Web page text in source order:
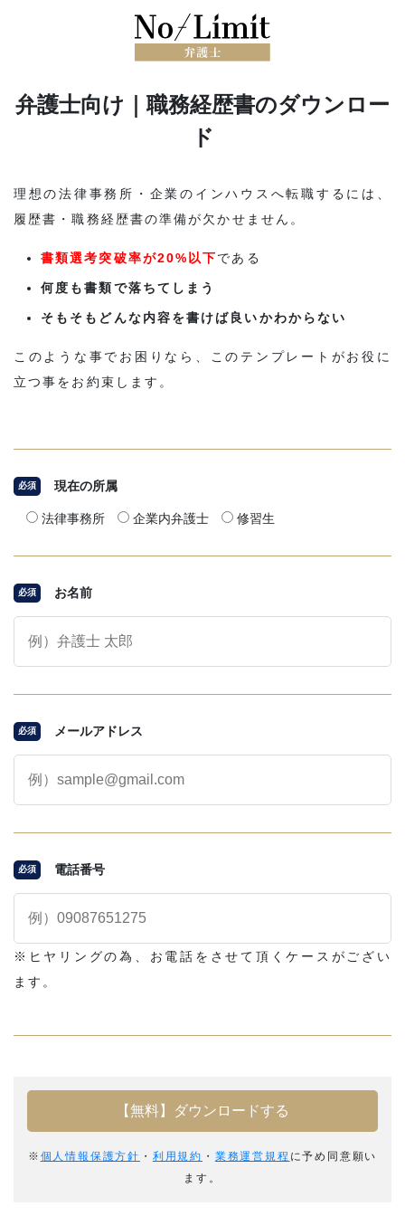
弁護士向け｜職務経歴書のダウンロー
ド
理想の法律事務所・企業のインハウスへ転職するには、
履歴書・職務経歴書の準備が欠かせません。
書類選考突破率が20%以下である
何度も書類で落ちてしまう
そもそもどんな内容を書けば良いかわからない
このような事でお困りなら、このテンプレートがお役に
立つ事をお約束します。
必須 現在の所属
法律事務所 企業内弁護士 修習生
必須 お名前
必須 メールアドレス
必須 電話番号
※ヒヤリングの為、お電話をさせて頂くケースがござい
ます。
※ 個人情報保護方針 ・ 利用規約 ・ 業務運営規程 に予め同意願い
ます。